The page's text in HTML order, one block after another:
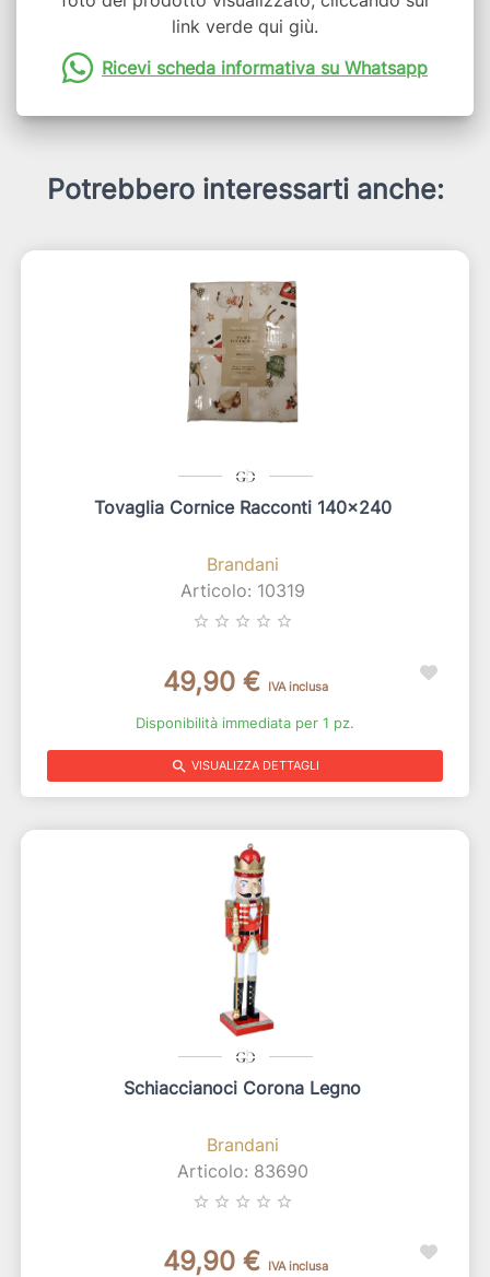
link verde qui giù.
Ricevi scheda informativa su Whatsapp
Potrebbero interessarti anche:
Tovaglia Cornice Racconti 140x240
Brandani
Articolo: 10319
star_border star_border star_border star_border star_border
49,90 € IVA inclusa
Disponibilità immediata per 1 pz.
search VISUALIZZA DETTAGLI
Schiaccianoci Corona Legno
Brandani
Articolo: 83690
star_border star_border star_border star_border star_border
49,90 € IVA inclusa